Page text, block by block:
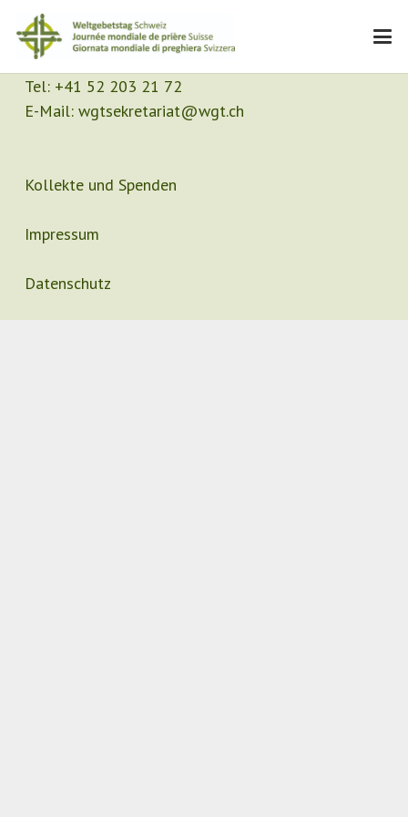
Kontakt
Sekretariat
Tel: +41 52 203 21 72
E-Mail: wgtsekretariat@wgt.ch
Kollekte und Spenden
Impressum
Datenschutz